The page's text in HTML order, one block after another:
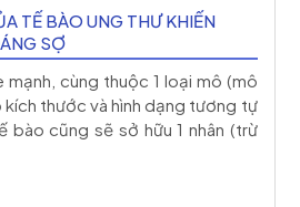
TẾ BÀO UNG THƯ KHIẾN
SỢ
cùng thuộc 1 loại mô (mô
thước và hình dạng tương tự
bào cũng sẽ sở hữu 1 nhân (trừ